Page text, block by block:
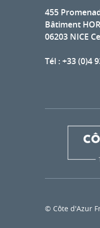
455
Bâtiment
06203 NICE
Tél : +33 (0)4
© Côte d'Azur